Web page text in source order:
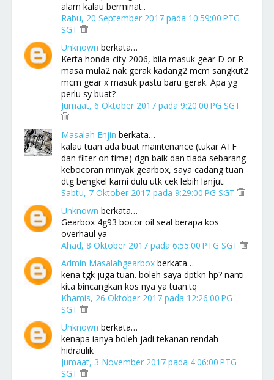
alam kalau berminat..
Rabu, 20 September 2017 pada 10:59:00 PTG
SGT
Unknown berkata…
Kerta honda city 2006, bila masuk gear D or R
masa mula2 nak gerak kadang2 mcm sangkut2
mcm gear x masuk pastu baru gerak. Apa yg
perlu sy buat?
Jumaat, 6 Oktober 2017 pada 9:20:00 PG SGT
Masalah Enjin berkata…
kalau tuan ada buat maintenance (tukar ATF
dan filter on time) dgn baik dan tiada sebarang
kebocoran minyak gearbox, saya cadang tuan
dtg bengkel kami dulu utk cek lebih lanjut.
Sabtu, 7 Oktober 2017 pada 9:29:00 PG SGT
Unknown berkata…
Gearbox 4g93 bocor oil seal berapa kos
overhaul ya
Ahad, 8 Oktober 2017 pada 6:55:00 PTG SGT
Admin Masalahgearbox berkata…
kena tgk juga tuan. boleh saya dptkn hp? nanti
kita bincangkan kos nya ya tuan.tq
Khamis, 26 Oktober 2017 pada 12:26:00 PG
SGT
Unknown berkata…
kenapa ianya boleh jadi tekanan rendah
hidraulik
Jumaat, 3 November 2017 pada 4:06:00 PTG
SGT